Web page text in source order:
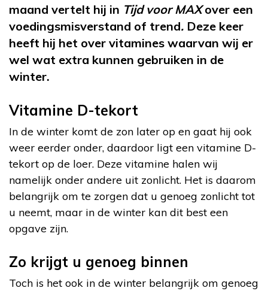
maand vertelt hij in Tijd voor MAXover een
voedingsmisverstand of trend. Deze keer
heeft hij het over vitamines waarvan wij er
wel wat extra kunnen gebruiken in de
winter.
Vitamine D-tekort
In de winter komt de zon later op en gaat hij ook
weer eerder onder, daardoor ligt een vitamine D-
tekort op de loer. Deze vitamine halen wij
namelijk onder andere uit zonlicht. Het is daarom
belangrijk om te zorgen dat u genoeg zonlicht tot
u neemt, maar in de winter kan dit best een
opgave zijn.
Zo krijgt u genoeg binnen
Toch is het ook in de winter belangrijk om genoeg